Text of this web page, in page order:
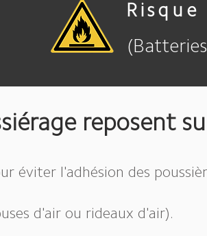
reposent
éviter l'adhésion des
d'air ou rideaux d'air).